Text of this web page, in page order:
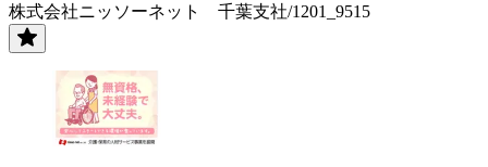
株式会社ニッソーネット 千葉支社/1201_9515